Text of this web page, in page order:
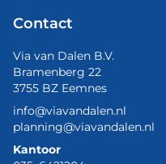
Contact
Via van Dalen B.V.
Bramenberg 22
3755 BZ Eemnes
info@viavandalen.nl
planning@viavandalen.nl
Kantoor